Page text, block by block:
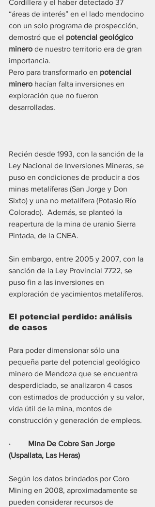
Cordillera y el haber detectado 37
“áreas de interés” en el lado mendocino
con un solo programa de prospección,
demostró que el potencial geológico
minero de nuestro territorio era de gran
importancia.
Pero para transformarlo en potencial
minero hacían falta inversiones en
exploración que no fueron
desarrolladas.
Recién desde 1993, con la sanción de la
Ley Nacional de Inversiones Mineras, se
puso en condiciones de producir a dos
minas metalíferas (San Jorge y Don
Sixto) y una no metalífera (Potasio Río
Colorado).  Además, se planteó la
reapertura de la mina de uranio Sierra
Pintada, de la CNEA.
Sin embargo, entre 2005 y 2007, con la
sanción de la Ley Provincial 7722, se
puso fin a las inversiones en
exploración de yacimientos metalíferos.
El potencial perdido: análisis
de casos
Para poder dimensionar sólo una
pequeña parte del potencial geológico
minero de Mendoza que se encuentra
desperdiciado, se analizaron 4 casos
con estimados de producción y su valor,
vida útil de la mina, montos de
construcción y generación de empleos.
·         Mina De Cobre San Jorge
(Uspallata, Las Heras)
Según los datos brindados por Coro
Mining en 2008, aproximadamente se
pueden considerar recursos de